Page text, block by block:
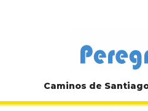
Caminos de